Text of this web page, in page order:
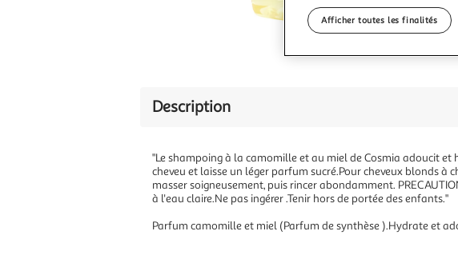
Description
"Le shampoing à la camomille et au miel de Cosmia adoucit
cheveu et laisse un léger parfum sucré.Pour cheveux blonds à
masser soigneusement, puis rincer abondamment.
à l'eau claire.Ne pas ingérer .Tenir hors de portée des enfants."
Parfum camomille et miel (Parfum de synthèse ).Hydrate et
Afficher toutes les finalités